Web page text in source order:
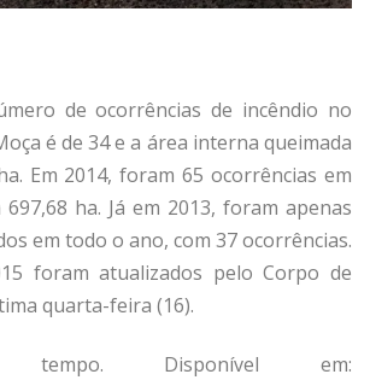
de ocorrências de incêndio no
é de 34 e a área interna queimada
Em 2014, foram 65 ocorrências em
ha. Já em 2013, foram apenas
em todo o ano, com 37 ocorrências.
foram atualizados pelo Corpo de
quarta-feira (16).
Disponível em: